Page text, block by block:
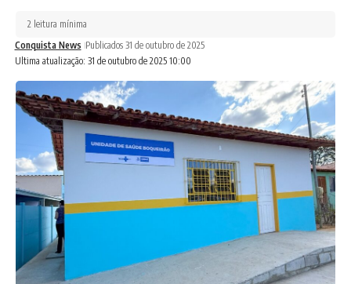
Ultima atualização: 31 de outubro de 2025 10:00
Conquista News Publicados 31 de outubro de 2025
2 leitura mínima